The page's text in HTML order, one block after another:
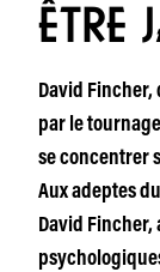
ÊTRE
David Fincher,
par le
se concentrer
Aux adeptes
David Fincher,